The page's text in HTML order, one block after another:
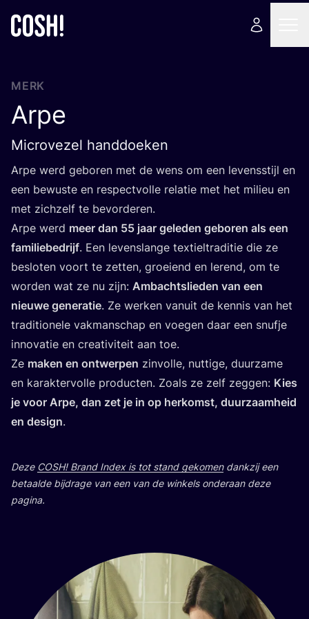
MERK
Arpe
Microvezel handdoeken
Arpe werd gebo­ren met de wens om een levens­stijl en
een bewus­te en res­pect­vol­le rela­tie met het mili­eu en
met zich­zelf te bevorderen.
Arpe werd meer dan 55 jaar gele­den gebo­ren als een
fami­lie­be­drijf. Een levens­lan­ge tex­tiel­tra­di­tie die ze
beslo­ten voort te zet­ten, groei­end en lerend, om te
wor­den wat ze nu zijn: Ambachts­lie­den van een
nieu­we gene­ra­tie. Ze wer­ken van­uit de ken­nis van het
tra­di­ti­o­ne­le vak­man­schap en voe­gen daar een snuf­je
inno­va­tie en cre­a­ti­vi­teit aan toe.
Ze maken en ont­wer­pen zin­vol­le, nut­ti­ge, duur­za­me
en karak­ter­vol­le pro­duc­ten. Zoals ze zelf zeg­gen: Kies
je voor Arpe, dan zet je in op her­komst, duur­zaam­heid
en design.
Deze COSH! Brand Index is tot stand geko­mendank­zij een
betaal­de bij­dra­ge van een van de win­kels onder­aan deze
pagina.